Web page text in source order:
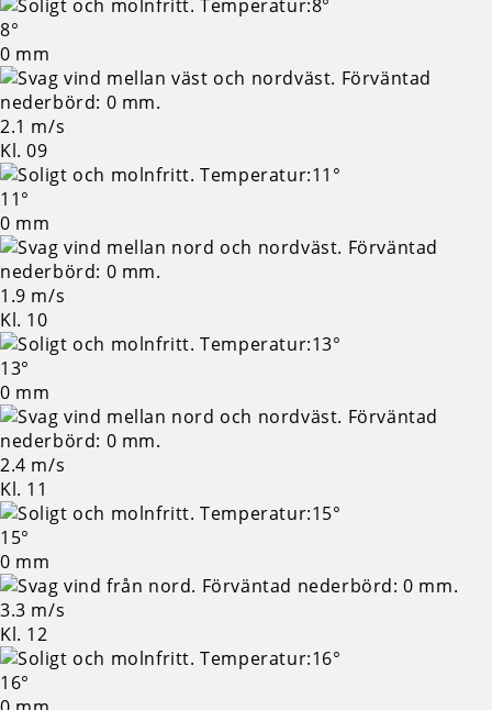
8°
0 mm
2.1 m/s
Kl. 09
11°
0 mm
1.9 m/s
Kl. 10
13°
0 mm
2.4 m/s
Kl. 11
15°
0 mm
3.3 m/s
Kl. 12
16°